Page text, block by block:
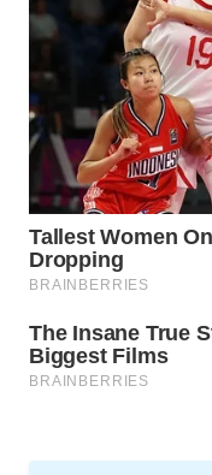
KONSUMEN
FORWAMKI
ALPERKLINAS
FORJASIDA
TAMBANG
NEWS